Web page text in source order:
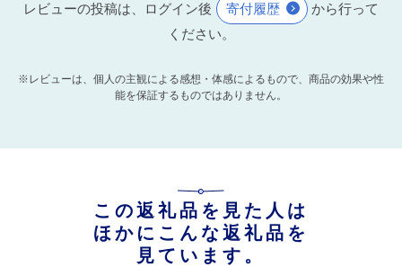
レビューの投稿は、ログイン後 寄付履歴
から行って
ください。
※レビューは、個人の主観による感想・体感によるもので、商品の効果や性
能を保証するものではありません。
この返礼品を見た人は
ほかにこんな返礼品を
見ています。